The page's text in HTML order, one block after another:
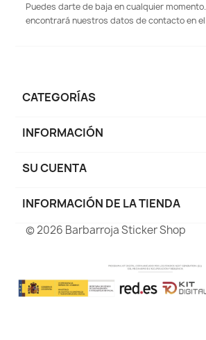
Puedes darte de baja en cualquier
encontrará nuestros datos de contacto en el
CATEGORÍAS
INFORMACIÓN
SU CUENTA
INFORMACIÓN DE LA TIENDA
© 2026 Barbarroja Sticker Shop